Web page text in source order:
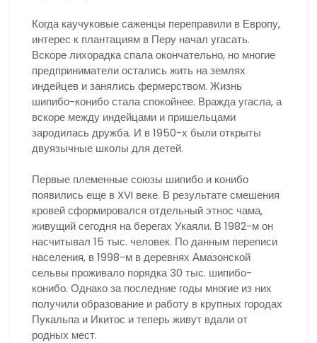
Когда каучуковые саженцы переправили в Европу,
интерес к плантациям в Перу начал угасать.
Вскоре лихорадка спала окончательно, но многие
предприниматели остались жить на землях
индейцев и занялись фермерством. Жизнь
шипибо-конибо стала спокойнее. Вражда угасла, а
вскоре между индейцами и пришельцами
зародилась дружба. И в 1950-х были открыты
двуязычные школы для детей.
Первые племенные союзы шипибо и конибо
появились еще в XVI веке. В результате смешения
кровей сформировался отдельный этнос чама,
живущий сегодня на берегах Укаяли. В 1982-м он
насчитывал 15 тыс. человек. По данным переписи
населения, в 1998-м в деревнях Амазонской
сельвы проживало порядка 30 тыс. шипибо-
конибо. Однако за последние годы многие из них
получили образование и работу в крупных городах
Пукальпа и Икитос и теперь живут вдали от
родных мест.